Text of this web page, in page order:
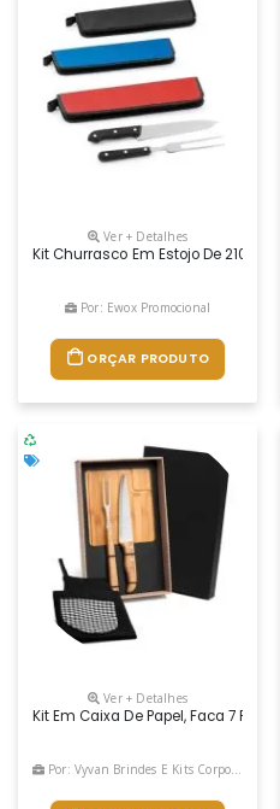
Ver + Detalhes
Kit Churrasco Em Estojo De 210d.
Por: Ewox Promocional
ORÇAR PRODUTO
Ver + Detalhes
Kit Em Caixa De Papel, Faca 7
Por: Vyvan Brindes E Kits Corporativos